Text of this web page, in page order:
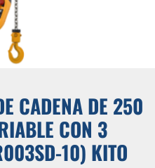
CADENA DE 250
CON 3
10) KITO